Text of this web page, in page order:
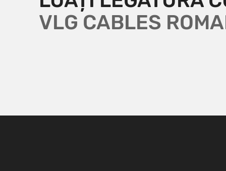
VLG CABLES